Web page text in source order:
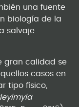
una fuente
biología de la
salvaje
gran calidad se
casos en
tipo físico,